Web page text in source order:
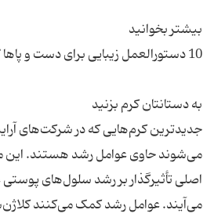
جدیدترین کرم‌هایی که در شرکت‌های
می‌شوند حاوی عوامل رشد هستند. این
اصلی تأثیرگذار بر رشد سلول‌های
می‌آیند. عوامل رشد کمک می‌کنند